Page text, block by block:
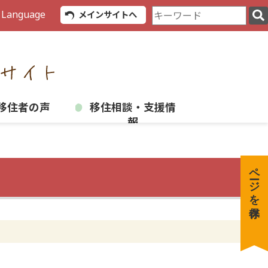
メインサイトへ
検
索
住者の声
移住相談・支援情
報
全4件
ページを保存